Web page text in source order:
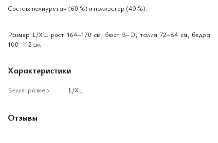
Состав: полиуретан (60 %) и полиэстер (40 %).
Размер L/XL: рост 164–170 см, бюст B–D, талия 72–84 см, бедра
100–112 см.
Характеристики
Белье: размер L/XL
Отзывы